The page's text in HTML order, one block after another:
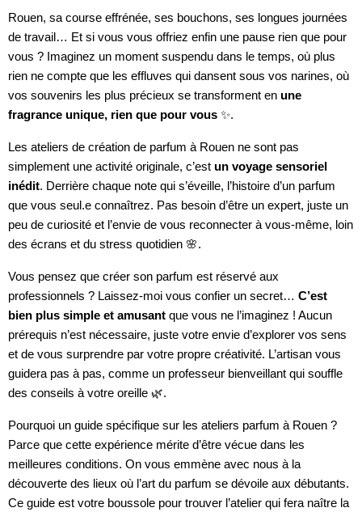
Rouen, sa course effrénée, ses bouchons, ses longues journées
de travail… Et si vous vous offriez enfin une pause rien que pour
vous ? Imaginez un moment suspendu dans le temps, où plus
rien ne compte que les effluves qui dansent sous vos narines, où
vos souvenirs les plus précieux se transforment en une
fragrance unique, rien que pour vous ✨.
Les ateliers de création de parfum à Rouen ne sont pas
simplement une activité originale, c’est un voyage sensoriel
inédit. Derrière chaque note qui s’éveille, l’histoire d’un parfum
que vous seul.e connaîtrez. Pas besoin d’être un expert, juste un
peu de curiosité et l’envie de vous reconnecter à vous-même, loin
des écrans et du stress quotidien 🌸.
Vous pensez que créer son parfum est réservé aux
professionnels ? Laissez-moi vous confier un secret… C’est
bien plus simple et amusant que vous ne l’imaginez ! Aucun
prérequis n’est nécessaire, juste votre envie d’explorer vos sens
et de vous surprendre par votre propre créativité. L’artisan vous
guidera pas à pas, comme un professeur bienveillant qui souffle
des conseils à votre oreille 🌿.
Pourquoi un guide spécifique sur les ateliers parfum à Rouen ?
Parce que cette expérience mérite d’être vécue dans les
meilleures conditions. On vous emmène avec nous à la
découverte des lieux où l’art du parfum se dévoile aux débutants.
Ce guide est votre boussole pour trouver l’atelier qui fera naître la